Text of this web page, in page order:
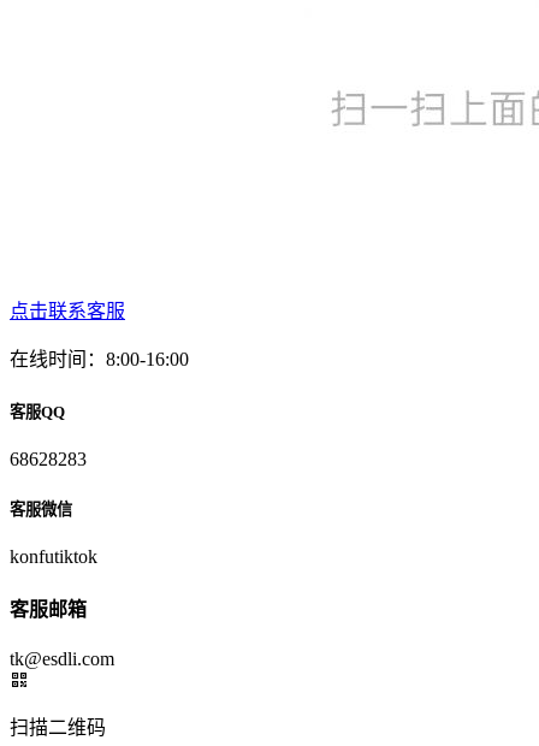
点击联系客服
在线时间：8:00-16:00
客服QQ
68628283
客服微信
konfutiktok
客服邮箱
tk@esdli.com
扫描二维码